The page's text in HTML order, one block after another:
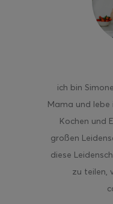
ich bin
Mama und lebe
Kochen und
großen
diese
zu teilen,